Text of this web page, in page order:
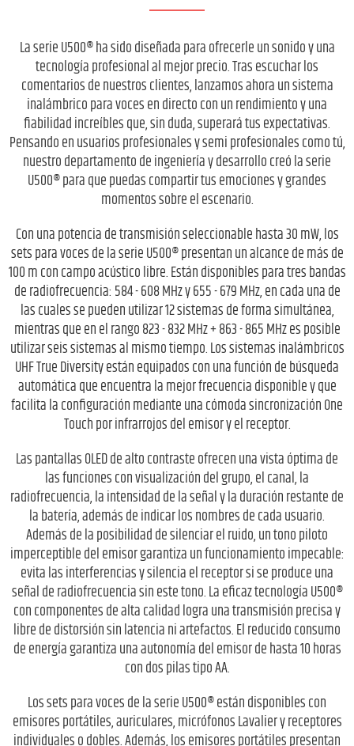
La serie U500® ha sido diseñada para ofrecerle un sonido y una
tecnología profesional al mejor precio. Tras escuchar los
comentarios de nuestros clientes, lanzamos ahora un sistema
inalámbrico para voces en directo con un rendimiento y una
fiabilidad increíbles que, sin duda, superará tus expectativas.
Pensando en usuarios profesionales y semi profesionales como tú,
nuestro departamento de ingeniería y desarrollo creó la serie
U500® para que puedas compartir tus emociones y grandes
momentos sobre el escenario.
Con una potencia de transmisión seleccionable hasta 30 mW, los
sets para voces de la serie U500® presentan un alcance de más de
100 m con campo acústico libre. Están disponibles para tres bandas
de radiofrecuencia: 584 - 608 MHz y 655 - 679 MHz, en cada una de
las cuales se pueden utilizar 12 sistemas de forma simultánea,
mientras que en el rango 823 - 832 MHz + 863 - 865 MHz es posible
utilizar seis sistemas al mismo tiempo. Los sistemas inalámbricos
UHF True Diversity están equipados con una función de búsqueda
automática que encuentra la mejor frecuencia disponible y que
facilita la configuración mediante una cómoda sincronización One
Touch por infrarrojos del emisor y el receptor.
Las pantallas OLED de alto contraste ofrecen una vista óptima de
las funciones con visualización del grupo, el canal, la
radiofrecuencia, la intensidad de la señal y la duración restante de
la batería, además de indicar los nombres de cada usuario.
Además de la posibilidad de silenciar el ruido, un tono piloto
imperceptible del emisor garantiza un funcionamiento impecable:
evita las interferencias y silencia el receptor si se produce una
señal de radiofrecuencia sin este tono. La eficaz tecnología U500®
con componentes de alta calidad logra una transmisión precisa y
libre de distorsión sin latencia ni artefactos. El reducido consumo
de energía garantiza una autonomía del emisor de hasta 10 horas
con dos pilas tipo AA.
Los sets para voces de la serie U500® están disponibles con
emisores portátiles, auriculares, micrófonos Lavalier y receptores
individuales o dobles. Además, los emisores portátiles presentan